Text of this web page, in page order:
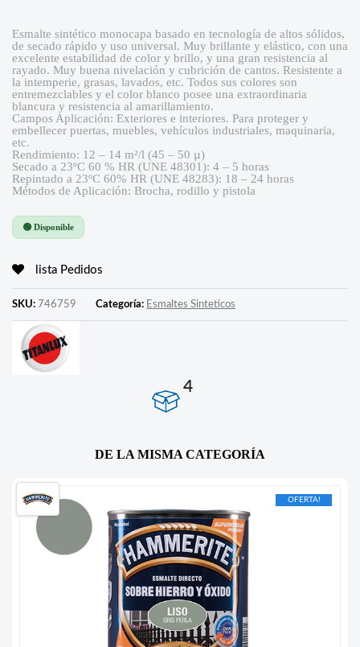
Esmalte sintético monocapa basado en tecnología de altos sólidos,
de secado rápido y uso universal. Muy brillante y elástico, con una
excelente estabilidad de color y brillo, y una gran resistencia al
rayado. Muy buena nivelación y cubrición de cantos. Resistente a
la intemperie, grasas, lavados, etc. Todos sus colores son
entremezclables y el color blanco posee una extraordinaria
blancura y resistencia al amarillamiento.
Campos Aplicación: Exteriores e interiores. Para proteger y
embellecer puertas, muebles, vehículos industriales, maquinaria,
etc.
Rendimiento: 12 – 14 m²/l (45 – 50 µ)
Secado a 23ºC 60 % HR (UNE 48301): 4 – 5 horas
Repintado a 23ºC 60% HR (UNE 48283): 18 – 24 horas
Métodos de Aplicación: Brocha, rodillo y pistola
🟢 Disponible
lista Pedidos
SKU: 746759 Categoría: Esmaltes Sinteticos
4
DE LA MISMA CATEGORÍA
OFERTA!